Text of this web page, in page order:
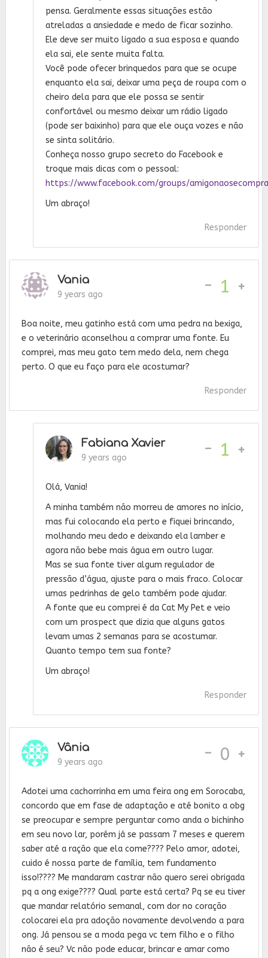
pensa. Geralmente essas situações estão
atreladas a ansiedade e medo de ficar sozinho.
Ele deve ser muito ligado a sua esposa e quando
ela sai, ele sente muita falta.
Você pode ofecer brinquedos para que se ocupe
enquanto ela sai, deixar uma peça de roupa com o
cheiro dela para que ele possa se sentir
confortável ou mesmo deixar um rádio ligado
(pode ser baixinho) para que ele ouça vozes e não
se sinta solitário.
Conheça nosso grupo secreto do Facebook e
troque mais dicas com o pessoal:
https://www.facebook.com/groups/amigonaosecompra
Um abraço!
Responder
Vania
9 years ago - 1
Boa noite, meu gatinho está com uma pedra na bexiga,
e o veterinário aconselhou a comprar uma fonte. Eu
comprei, mas meu gato tem medo dela, nem chega
perto. O que eu faço para ele acostumar?
Responder
Fabiana Xavier
9 years ago - 1
Olá, Vania!
A minha também não morreu de amores no início,
mas fui colocando ela perto e fiquei brincando,
molhando meu dedo e deixando ela lamber e
agora não bebe mais água em outro lugar.
Mas se sua fonte tiver algum regulador de
pressão d’água, ajuste para o mais fraco. Colocar
umas pedrinhas de gelo também pode ajudar.
A fonte que eu comprei é da Cat My Pet e veio
com um prospect que dizia que alguns gatos
levam umas 2 semanas para se acostumar.
Quanto tempo tem sua fonte?
Um abraço!
Responder
Vânia
9 years ago - 0
Adotei uma cachorrinha em uma feira ong em Sorocaba,
concordo que em fase de adaptação e até bonito a obg
se preocupar e sempre perguntar como anda o bichinho
em seu novo lar, porém já se passam 7 meses e querem
saber até a ração que ela come???? Pelo amor, adotei,
cuido é nossa parte de família, tem fundamento
isso!???? Me mandaram castrar não quero serei obrigada
pq a ong exige???? Qual parte está certa? Pq se eu tiver
que mandar relatório semanal, com dor no coração
colocarei ela pra adoção novamente devolvendo a para
ong. Já pensou se a moda pega vc tem filho e o filho
não é seu? Vc não pode educar, brincar e amar como